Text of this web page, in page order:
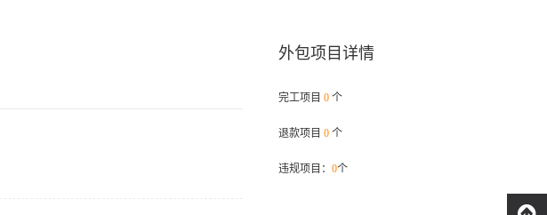
外包项目详情
完工项目 0 个
退款项目 0 个
违规项目： 0个